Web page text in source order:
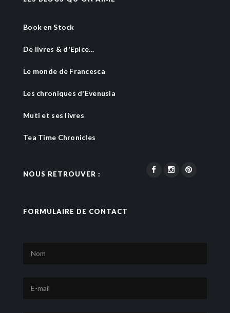
Book en Stock
De livres & d'Epice...
Le monde de Francesca
Les chroniques d'Evenusia
Muti et ses livres
Tea Time Chronicles
NOUS RETROUVER :
FORMULAIRE DE CONTACT